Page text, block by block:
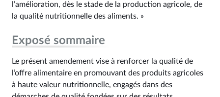
l’amélioration, dès le stade de la production agricole, de
la qualité nutritionnelle des aliments. »
Exposé sommaire
Le présent amendement vise à renforcer la qualité de
l’offre alimentaire en promouvant des produits agricoles
à haute valeur nutritionnelle, engagés dans des